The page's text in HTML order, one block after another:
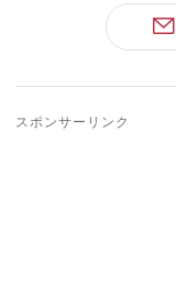
スポンサーリンク